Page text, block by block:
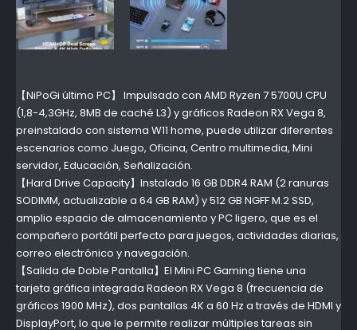
【NiPoGi último PC】 Impulsado con AMD Ryzen 7 5700U CPU
(1,8-4,3GHz, 8MB de caché L3) y gráficos Radeon RX Vega 8,
preinstalado con sistema W11 home, puede utilizar diferentes
escenarios como Juego, Oficina, Centro multimedia, Mini
servidor, Educación, Señalización.
【Hard Drive Capacity】Instalado 16 GB DDR4 RAM (2 ranuras
SODIMM, actualizable a 64 GB RAM) y 512 GB NGFF M.2 SSD,
amplio espacio de almacenamiento y PC ligero, que es el
compañero portátil perfecto para juegos, actividades diarias,
correo electrónico y navegación.
【Salida de Doble Pantalla】El Mini PC Gaming tiene una
tarjeta gráfica integrada Radeon RX Vega 8 (frecuencia de
gráficos 1900 MHz), dos pantallas 4K a 60 Hz a través de HDMI y
DisplayPort, lo que le permite realizar múltiples tareas sin